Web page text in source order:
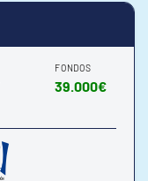
FONDOS
39.000€